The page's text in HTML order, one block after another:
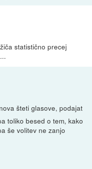
statistično precej
šteti glasove, podajat
toliko besed o tem, kako
še volitev ne zanjo